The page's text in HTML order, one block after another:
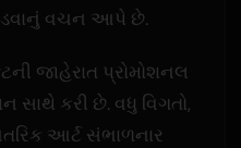
વચન આપે છે.
જાહેરાત પ્રોમોશનલ
કરી છે. વધુ વિગતો,
આર્ટ સંભાળનાર